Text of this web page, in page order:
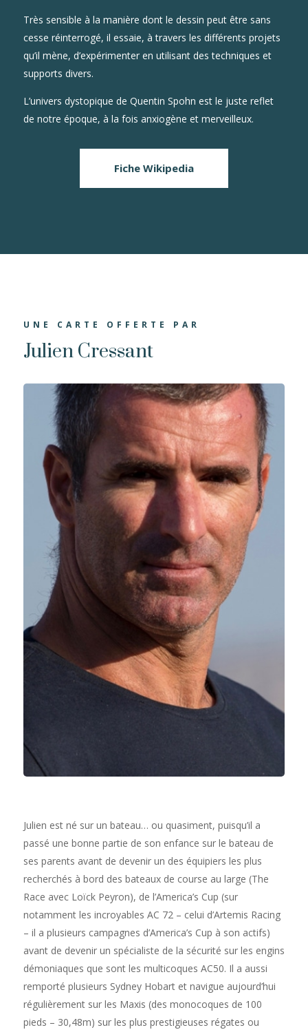
Très sensible à la manière dont le dessin peut être sans
cesse réinterrogé, il essaie, à travers les différents projets
qu’il mène, d’expérimenter en utilisant des techniques et
supports divers.
L’univers dystopique de Quentin Spohn est le juste reflet
de notre époque, à la fois anxiogène et merveilleux.
Fiche Wikipedia
UNE CARTE OFFERTE PAR
Julien Cressant
Julien est né sur un bateau… ou quasiment, puisqu’il a
passé une bonne partie de son enfance sur le bateau de
ses parents avant de devenir un des équipiers les plus
recherchés à bord des bateaux de course au large (The
Race avec Loïck Peyron), de l’America’s Cup (sur
notamment les incroyables AC 72 – celui d’Artemis Racing
– il a plusieurs campagnes d’America’s Cup à son actifs)
avant de devenir un spécialiste de la sécurité sur les engins
démoniaques que sont les multicoques AC50. Il a aussi
remporté plusieurs Sydney Hobart et navigue aujourd’hui
régulièrement sur les Maxis (des monocoques de 100
pieds – 30,48m) sur les plus prestigieuses régates ou